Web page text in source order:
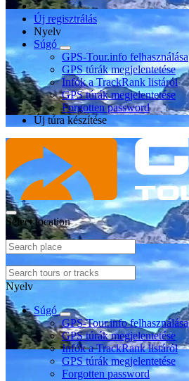
Új regisztrálás
Nyelv
Súgó
GPS-Tour.info felhasználása
GPS túrák megjelentetése
Infók a TrackRank listáról
GPS túrák megjelentetése
Forgotten password
Új túra készítése
Select location
Nyelv
Súgó
GPS-Tour.info felhasználása
GPS túrák megjelentetése
Infók a TrackRank listáról
GPS túrák megjelentetése
Forgotten password